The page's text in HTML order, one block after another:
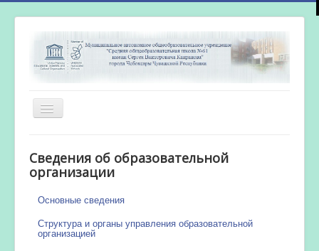
Включить/
выключить
Новости
Сведения об образовательной
организации
Основные сведения
Структура и органы управления образовательной
организацией